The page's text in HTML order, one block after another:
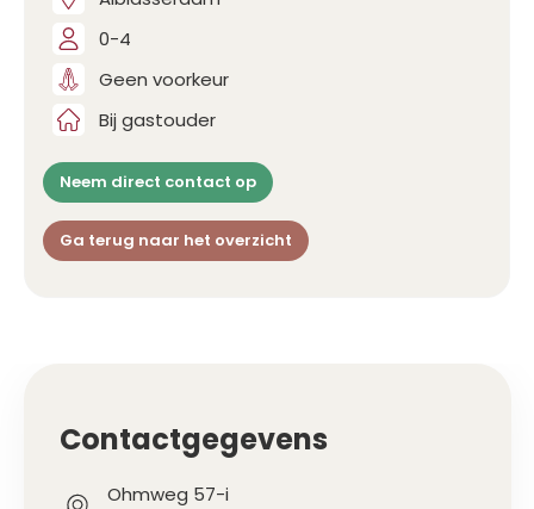
0-4
Geen voorkeur
Bij gastouder
Neem direct contact op
Ga terug naar het overzicht
Contactgegevens
Ohmweg 57-i